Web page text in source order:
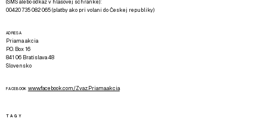
(SMS alebo odkaz v hlasovej schránke):
00420 735 082 065 (platby ako pri volaní do Českej republiky)
ADRESA
Priama akcia
P.O. Box 16
841 06 Bratislava 48
Slovensko
FACEBOOK www.facebook.com/Zvaz.Priama.akcia
TAGY